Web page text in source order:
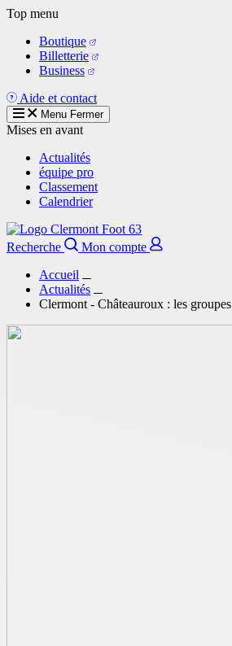
Aller
contenu
principal
Top menu
Boutique
Billetterie
Business
Aide et contact
Menu Fermer
Mises en avant
Actualités
équipe pro
Classement
Calendrier
Recherche
Mon compte
Accueil
Actualités
Clermont - Châteauroux : les groupes